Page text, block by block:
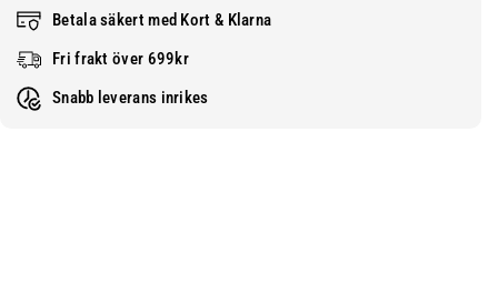
o
l
a
d
a
s
t
Betala säkert med Kort & Klarna
Fri frakt över 699kr
Snabb leverans inrikes